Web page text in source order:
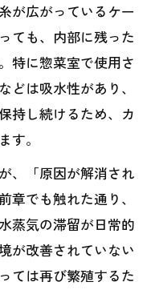
が広がっているケー
ても、内部に残った
特に惣菜室で使用さ
どは吸水性があり、
持し続けるため、カ
す。
、「原因が解消され
章でも触れた通り、
蒸気の滞留が日常的
が改善されていない
ては再び繁殖するた